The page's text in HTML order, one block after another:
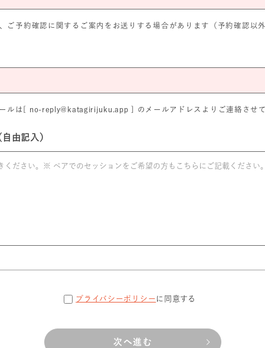
ご予約確認に関するご案内をお送りする場合があります（予約確認以
ルは[ no-reply@katagirijuku.app ] のメールアドレスよりご連絡させて
由記入）
プライバシーポリシー に同意する
次へ進む